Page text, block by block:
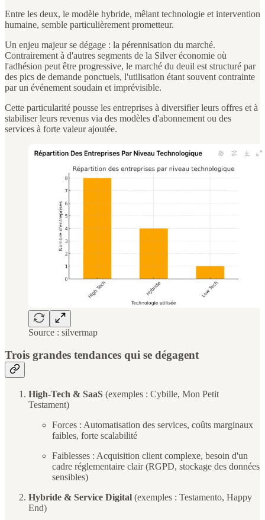
Entre les deux, le modèle hybride, mêlant technologie et intervention
humaine, semble particulièrement prometteur.
Un enjeu majeur se dégage : la pérennisation du marché.
Contrairement à d'autres segments de la Silver économie où
l'adhésion peut être progressive, le marché du deuil est structuré par
des pics de demande ponctuels, l'utilisation étant souvent contrainte
par un événement soudain et imprévisible.
Cette particularité pousse les entreprises à diversifier leurs offres et à
stabiliser leurs revenus via des modèles d'abonnement ou des
services à forte valeur ajoutée.
Source : silvermap
Trois grandes tendances qui se dégagent
High-Tech & SaaS (exemples : Cybille, Mon Petit
Testament)
Forces : Automatisation des services, coûts marginaux
faibles, forte scalabilité
Faiblesses : Acquisition client complexe, besoin d'un
cadre réglementaire clair (RGPD, stockage des données
sensibles)
Hybride & Service Digital (exemples : Testamento, Happy
End)